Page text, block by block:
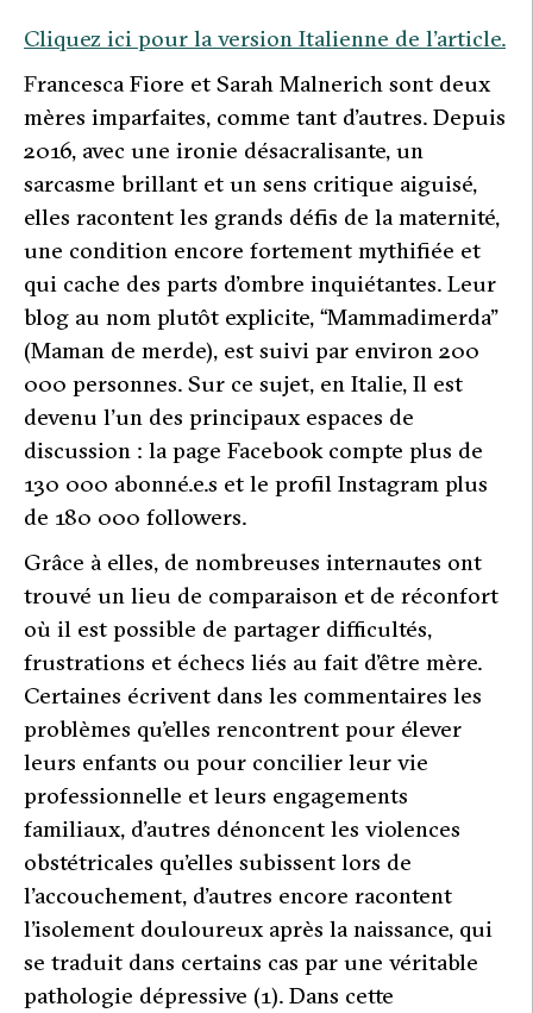
Cliquez ici pour la version Italienne de l’article.
Francesca Fiore et Sarah Malnerich sont deux
mères imparfaites, comme tant d’autres. Depuis
2016, avec une ironie désacralisante, un
sarcasme brillant et un sens critique aiguisé,
elles racontent les grands défis de la maternité,
une condition encore fortement mythifiée et
qui cache des parts d’ombre inquiétantes. Leur
blog au nom plutôt explicite, “Mammadimerda”
(Maman de merde), est suivi par environ 200
000 personnes. Sur ce sujet, en Italie, Il est
devenu l’un des principaux espaces de
discussion : la page Facebook compte plus de
130 000 abonné.e.s et le profil Instagram plus
de 180 000 followers.
Grâce à elles, de nombreuses internautes ont
trouvé un lieu de comparaison et de réconfort
où il est possible de partager difficultés,
frustrations et échecs liés au fait d’être mère.
Certaines écrivent dans les commentaires les
problèmes qu’elles rencontrent pour élever
leurs enfants ou pour concilier leur vie
professionnelle et leurs engagements
familiaux, d’autres dénoncent les violences
obstétricales qu’elles subissent lors de
l’accouchement, d’autres encore racontent
l’isolement douloureux après la naissance, qui
se traduit dans certains cas par une véritable
pathologie dépressive (1). Dans cette